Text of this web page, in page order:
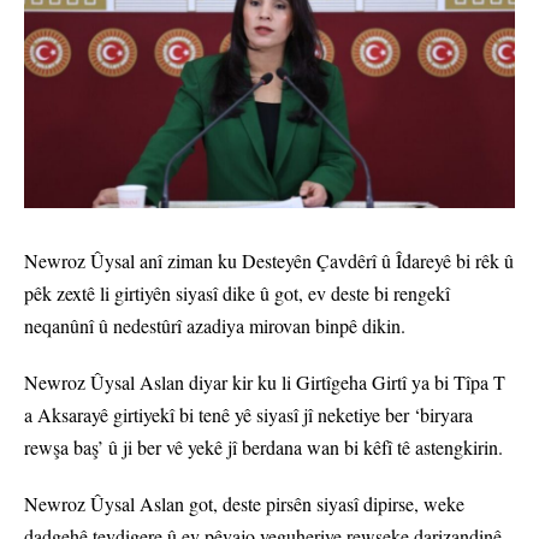
Newroz Ûysal anî ziman ku Desteyên Çavdêrî û Îdareyê bi rêk û
pêk zextê li girtiyên siyasî dike û got, ev deste bi rengekî
neqanûnî û nedestûrî azadiya mirovan binpê dikin.
Newroz Ûysal Aslan diyar kir ku li Girtîgeha Girtî ya bi Tîpa T
a Aksarayê girtiyekî bi tenê yê siyasî jî neketiye ber ‘biryara
rewşa baş’ û ji ber vê yekê jî berdana wan bi kêfî tê astengkirin.
Newroz Ûysal Aslan got, deste pirsên siyasî dipirse, weke